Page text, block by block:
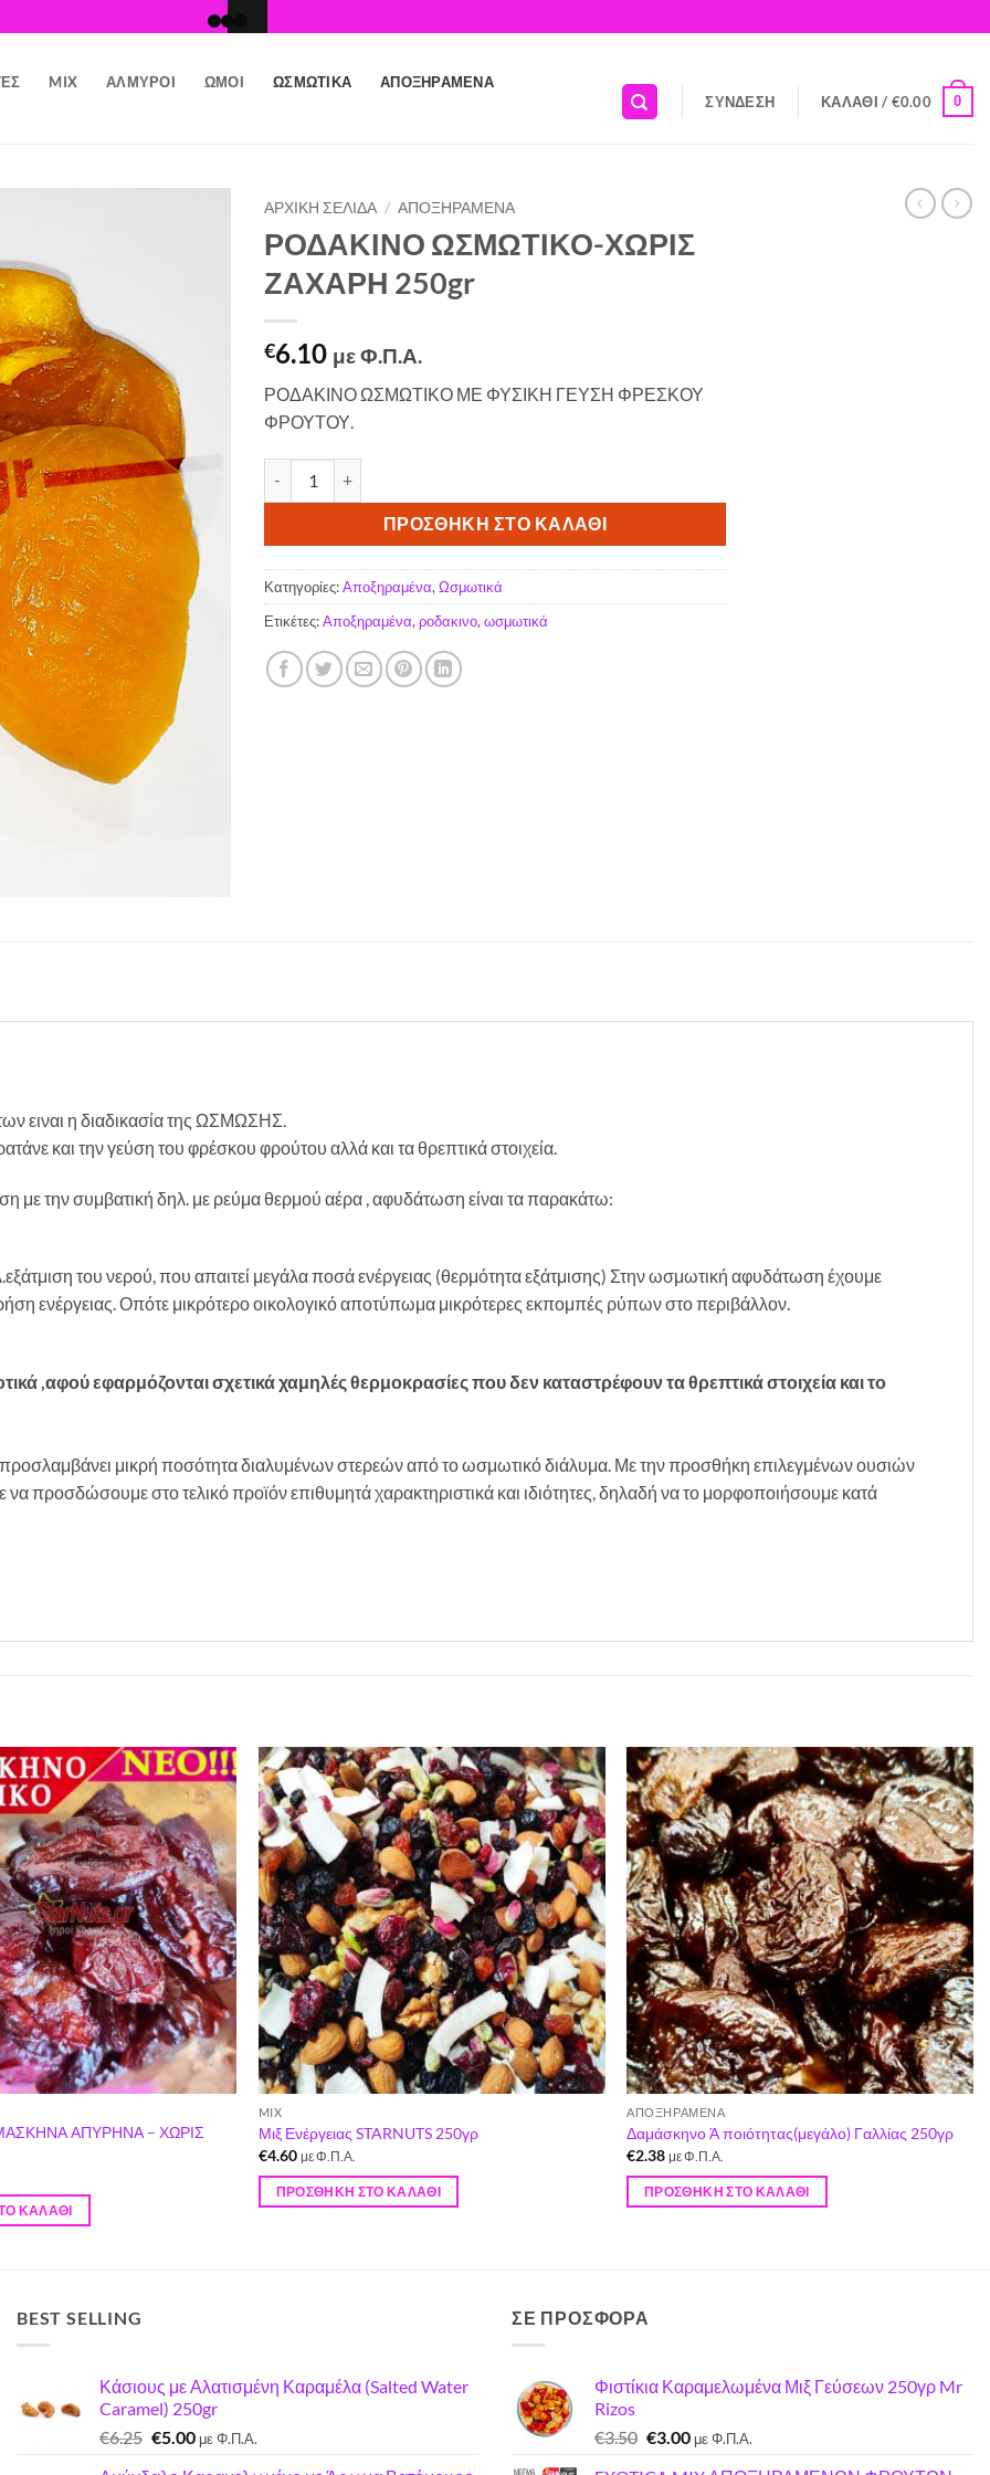
MIX ΑΛΜΥΡΟΊ ΩΜΟΊ ΩΣΜΩΤΙΚΆ ΑΠΟΞΗΡΑΜΈΝΑ
ΣΎΝΔΕΣΗ ΚΑΛΆΘΙ / €0.00 0
ΑΡΧΙΚΉ ΣΕΛΊΔΑ / ΑΠΟΞΗΡΑΜΈΝΑ
ΡΟΔΑΚΙΝΟ ΩΣΜΩΤΙΚΟ-ΧΩΡΙΣ
ΖΑΧΑΡΗ 250gr
€6.10 με Φ.Π.Α.
ΡΟΔΑΚΙΝΟ ΩΣΜΩΤΙΚΟ ΜΕ ΦΥΣΙΚΗ ΓΕΥΣΗ ΦΡΕΣΚΟΥ
ΦΡΟΥΤΟΥ.
ΠΡΟΣΘΉΚΗ ΣΤΟ ΚΑΛΆΘΙ
Κατηγορίες:Αποξηραμένα, Ωσμωτικά
Ετικέτες:Αποξηραμένα, ροδακινο, ωσμωτικά
ειναι η διαδικασία της ΩΣΜΩΣΗΣ.
και την γεύση του φρέσκου φρούτου αλλά και τα θρεπτικά στοιχεία.
με την συμβατική δηλ. με ρεύμα θερμού αέρα , αφυδάτωση είναι τα παρακάτω:
του νερού, που απαιτεί μεγάλα ποσά ενέργειας (θερμότητα εξάτμισης) Στην ωσμωτική αφυδάτωση έχουμε
ενέργειας. Οπότε μικρότερο οικολογικό αποτύπωμα μικρότερες εκπομπές ρύπων στο περιβάλλον.
,αφού εφαρμόζονται σχετικά χαμηλές θερμοκρασίες που δεν καταστρέφουν τα θρεπτικά στοιχεία και το
μικρή ποσότητα διαλυμένων στερεών από το ωσμωτικό διάλυμα. Με την προσθήκη επιλεγμένων ουσιών
να προσδώσουμε στο τελικό προϊόν επιθυμητά χαρακτηριστικά και ιδιότητες, δηλαδή να το μορφοποιήσουμε κατά
Προσθήκη
στη Λίστα
Επιθυμιών
ΑΠΥΡΗΝΑ – ΧΩΡΙΣ
ΚΑΛΆΘΙ
Προσθήκη
στη Λίστα
Επιθυμιών
MIX
Μιξ Ενέργειας STARNUTS 250γρ
€4.60 με Φ.Π.Α.
ΠΡΟΣΘΉΚΗ ΣΤΟ ΚΑΛΆΘΙ
Προσθήκη
στη Λίστα
Επιθυμιών
ΑΠΟΞΗΡΑΜΈΝΑ
Δαμάσκηνο Ά ποιότητας(μεγάλο) Γαλλίας 250γρ
€2.38 με Φ.Π.Α.
ΠΡΟΣΘΉΚΗ ΣΤΟ ΚΑΛΆΘΙ
BEST SELLING
Κάσιους με Αλατισμένη Καραμέλα (Salted Water
Caramel) 250gr
€6.25 Original
€5.00Ημε Φ.Π.Α.
ΣΕ ΠΡΟΣΦΟΡΑ
Φιστίκια Καραμελωμένα Μιξ Γεύσεων 250γρ Mr
Rizos
€3.50 Original
€3.00Ημε Φ.Π.Α.